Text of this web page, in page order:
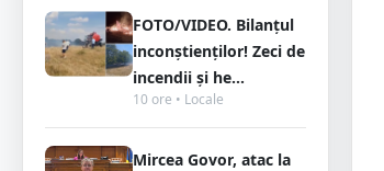
FOTO/VIDEO. Bilanțul
inconștienților! Zeci de
incendii și he...
10 ore • Locale
Mircea Govor, atac la